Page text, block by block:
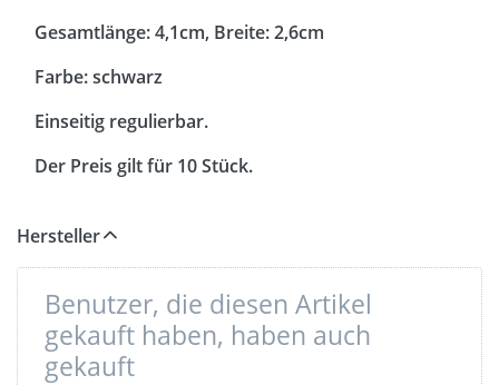
Gesamtlänge: 4,1cm, Breite: 2,6cm
Farbe: schwarz
Einseitig regulierbar.
Der Preis gilt für 10 Stück.
Hersteller
Benutzer, die diesen Artikel
gekauft haben, haben auch
gekauft